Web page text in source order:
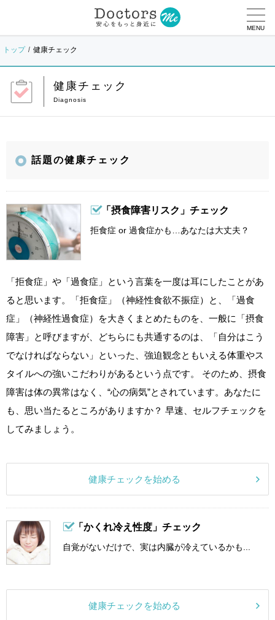
MENU
トップ 健康チェック
健康チェック
話題の健康チェック
「摂食障害リスク」チェック
拒食症 or 過食症かも…あなたは大丈夫？
「拒食症」や「過食症」という言葉を一度は耳にしたことがあ
ると思います。「拒食症」（神経性食欲不振症）と、「過食
症」（神経性過食症）を大きくまとめたものを、一般に「摂食
障害」と呼びますが、どちらにも共通するのは、「自分はこう
でなければならない」といった、強迫観念ともいえる体重やス
タイルへの強いこだわりがあるという点です。 そのため、摂食
障害は体の異常はなく、“心の病気”とされています。あなたに
も、思い当たるところがありますか？ 早速、セルフチェックを
してみましょう。
健康チェックを始める
「かくれ冷え性度」チェック
自覚がないだけで、実は内臓が冷えているかも...
健康チェックを始める